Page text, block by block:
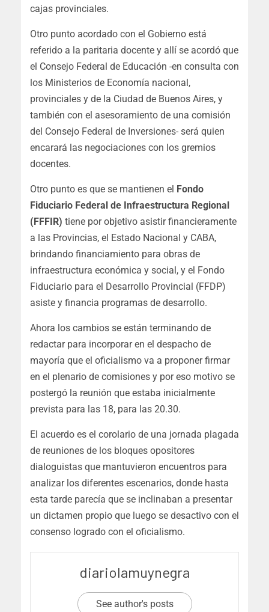
cajas provinciales.
Otro punto acordado con el Gobierno está
referido a la paritaria docente y allí se acordó que
el Consejo Federal de Educación -en consulta con
los Ministerios de Economía nacional,
provinciales y de la Ciudad de Buenos Aires, y
también con el asesoramiento de una comisión
del Consejo Federal de Inversiones- será quien
encarará las negociaciones con los gremios
docentes.
Otro punto es que se mantienen el Fondo
Fiduciario Federal de Infraestructura Regional
(FFFIR) tiene por objetivo asistir financieramente
a las Provincias, el Estado Nacional y CABA,
brindando financiamiento para obras de
infraestructura económica y social, y el Fondo
Fiduciario para el Desarrollo Provincial (FFDP)
asiste y financia programas de desarrollo.
Ahora los cambios se están terminando de
redactar para incorporar en el despacho de
mayoría que el oficialismo va a proponer firmar
en el plenario de comisiones y por eso motivo se
postergó la reunión que estaba inicialmente
prevista para las 18, para las 20.30.
El acuerdo es el corolario de una jornada plagada
de reuniones de los bloques opositores
dialoguistas que mantuvieron encuentros para
analizar los diferentes escenarios, donde hasta
esta tarde parecía que se inclinaban a presentar
un dictamen propio que luego se desactivo con el
consenso logrado con el oficialismo.
diariolamuynegra
See author's posts